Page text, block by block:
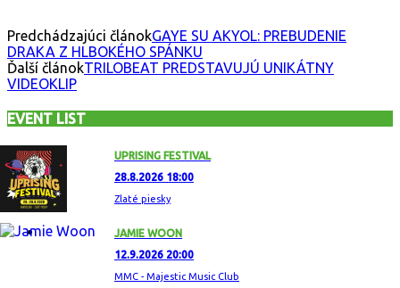
Predchádzajúci článokGAYE SU AKYOL: PREBUDENIE
DRAKA Z HLBOKÉHO SPÁNKU
Ďalší článokTRILOBEAT PREDSTAVUJÚ UNIKÁTNY
VIDEOKLIP
EVENT LIST
UPRISING FESTIVAL
28.8.2026 18:00
Zlaté piesky
JAMIE WOON
12.9.2026 20:00
MMC - Majestic Music Club